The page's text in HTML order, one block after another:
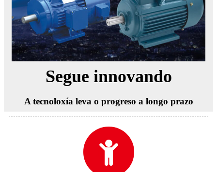
Segue innovando
A tecnoloxía leva o progreso a longo prazo